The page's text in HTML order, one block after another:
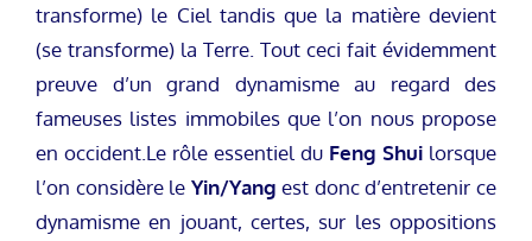
transforme) le Ciel tandis que la matière devient
(se transforme) la Terre. Tout ceci fait évidemment
preuve d’un grand dynamisme au regard des
fameuses listes immobiles que l’on nous propose
en occident.Le rôle essentiel du Feng Shui lorsque
l’on considère le Yin/Yang est donc d’entretenir ce
dynamisme en jouant, certes, sur les oppositions